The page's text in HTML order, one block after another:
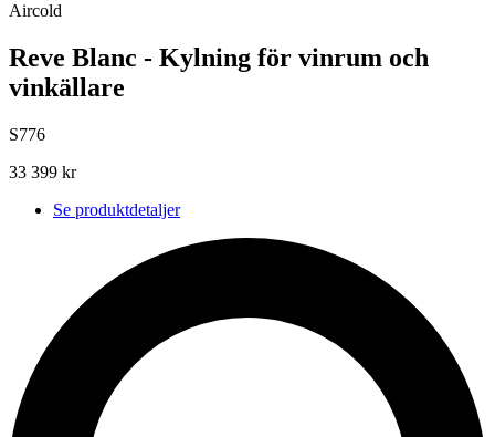
Aircold
Reve Blanc - Kylning för vinrum och
vinkällare
S776
33 399 kr
Se produktdetaljer